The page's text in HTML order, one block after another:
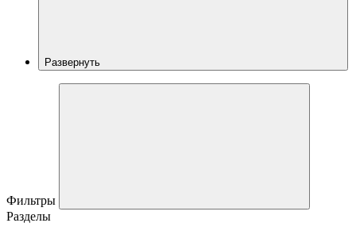
Развернуть
Фильтры
Разделы